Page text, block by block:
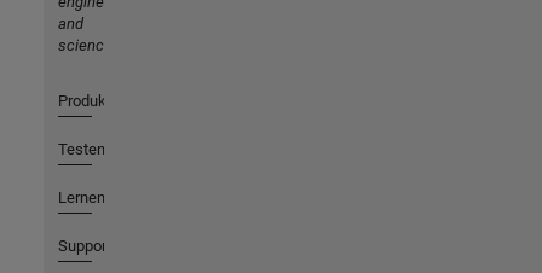
and
science
Produkte
Testen oder Kaufen
Lernen
Support